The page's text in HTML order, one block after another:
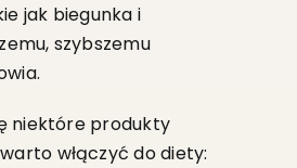
jak biegunka i
szybszemu
niektóre produkty
włączyć do diety: